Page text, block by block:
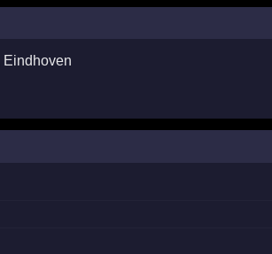
Eindhoven